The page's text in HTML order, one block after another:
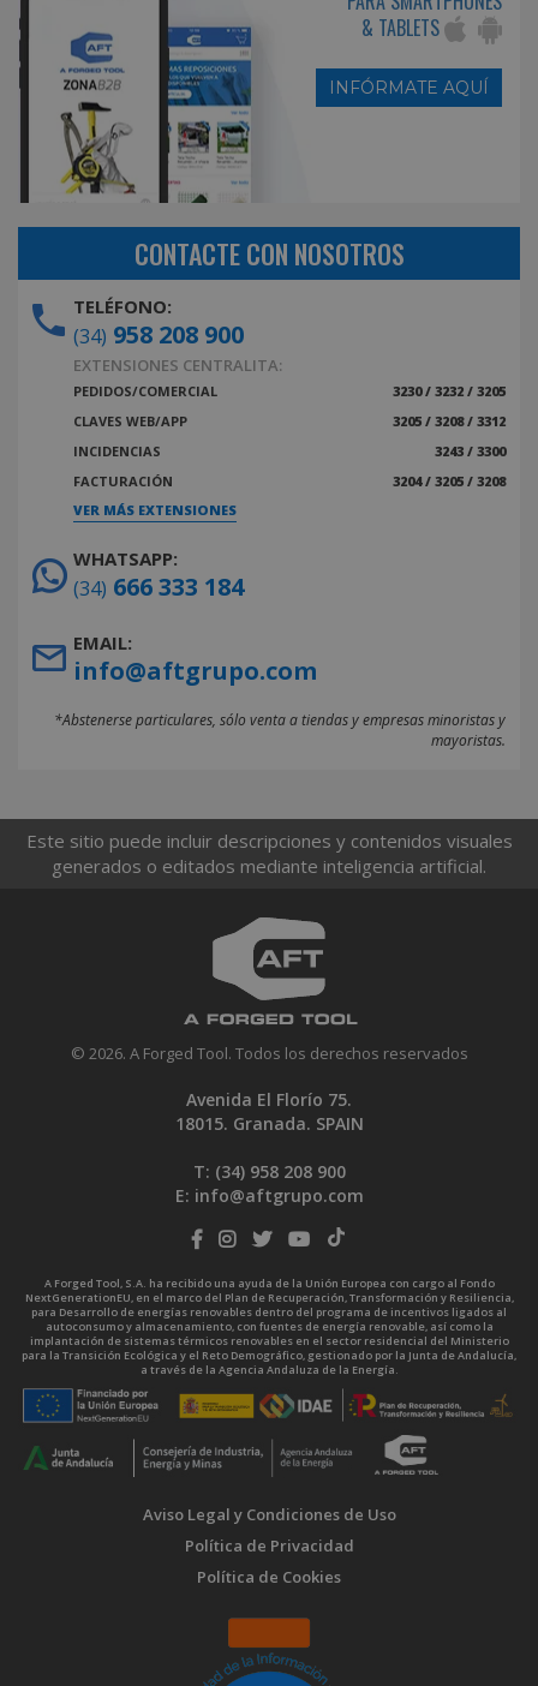
& TABLETS
INFÓRMATE AQUÍ
CONTACTE CON NOSOTROS
TELÉFONO:
(34) 958 208 900
EXTENSIONES CENTRALITA:
PEDIDOS/COMERCIAL
3230 / 3232 / 3205
CLAVES WEB/APP
3205 / 3208 / 3312
INCIDENCIAS
3243 / 3300
FACTURACIÓN
3204 / 3205 / 3208
VER MÁS EXTENSIONES
WHATSAPP:
(34) 666 333 184
EMAIL:
info@aftgrupo.com
*Abstenerse particulares, sólo venta a tiendas y empresas minoristas y
mayoristas.
Este sitio puede incluir descripciones y contenidos visuales
generados o editados mediante inteligencia artificial.
© 2026. A Forged Tool. Todos los derechos reservados
Avenida El Florío 75.
18015. Granada. SPAIN
T: (34) 958 208 900
E: info@aftgrupo.com
A Forged Tool, S.A. ha recibido una ayuda de la Unión Europea con cargo al Fondo
NextGenerationEU, en el marco del Plan de Recuperación, Transformación y Resiliencia,
para Desarrollo de energías renovables dentro del programa de incentivos ligados al
autoconsumo y almacenamiento, con fuentes de energía renovable, así como la
implantación de sistemas térmicos renovables en el sector residencial del Ministerio
para la Transición Ecológica y el Reto Demográfico, gestionado por la Junta de Andalucía,
a través de la Agencia Andaluza de la Energía.
Aviso Legal y Condiciones de Uso
Política de Privacidad
Política de Cookies